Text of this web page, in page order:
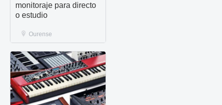
monitoraje para directo
o estudio
Ourense